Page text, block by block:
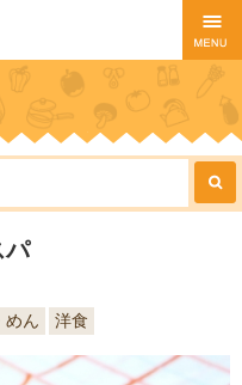
パ
めん 洋食